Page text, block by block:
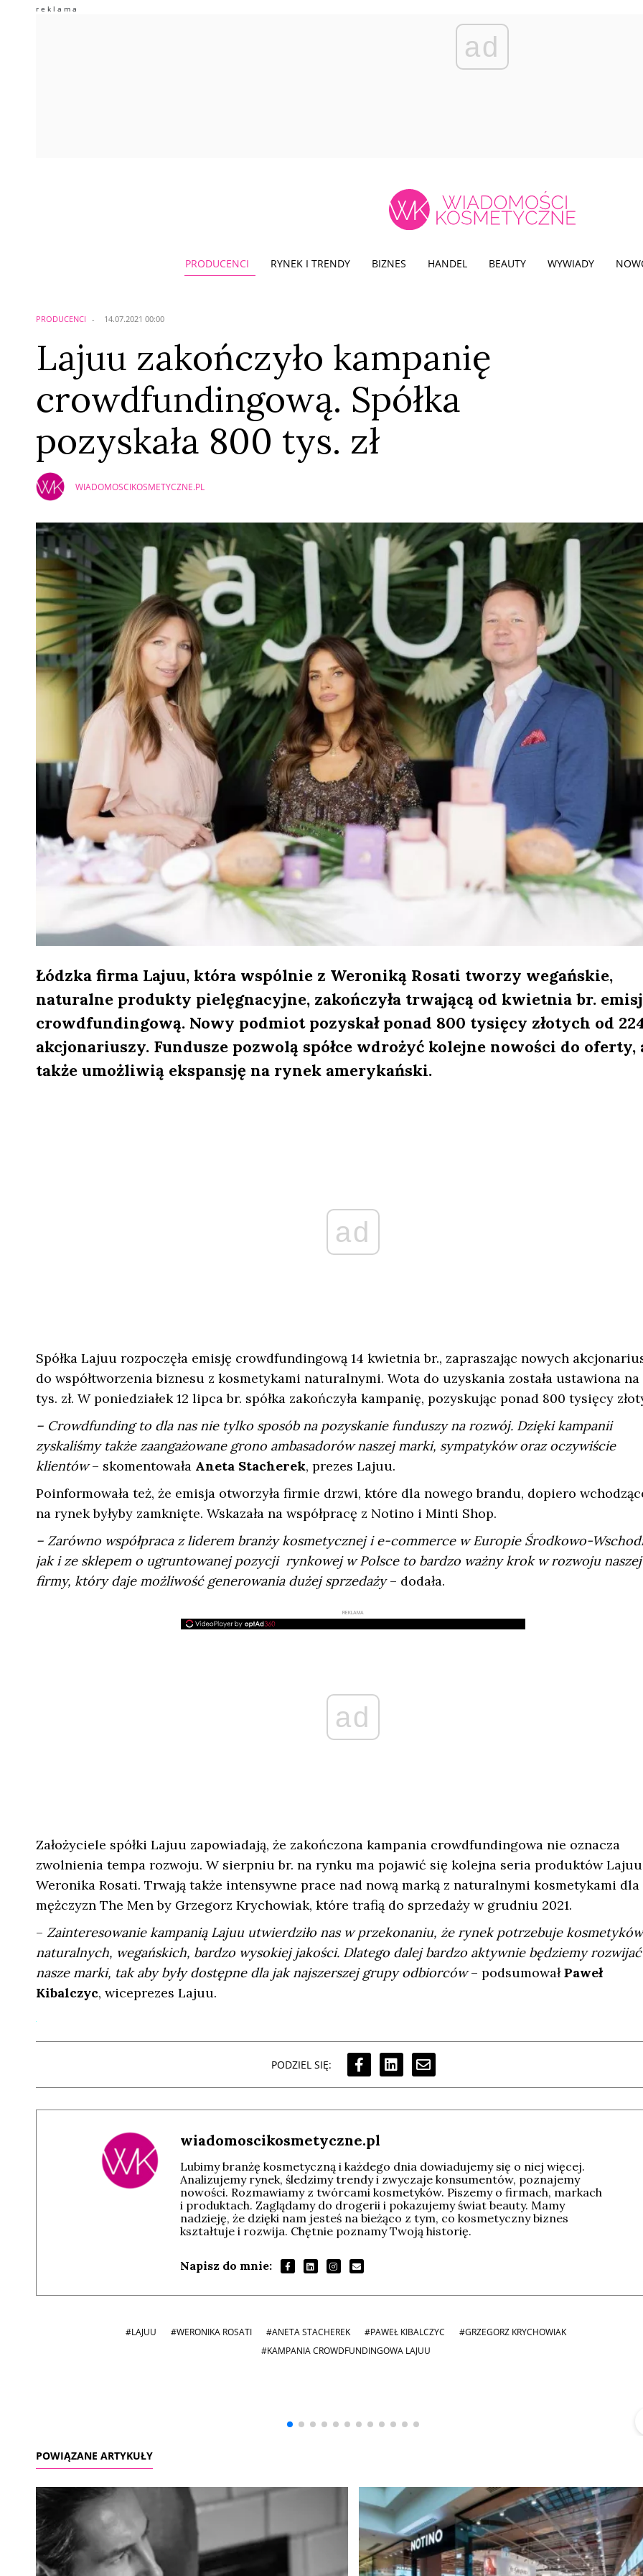
ad
PRODUCENCI RYNEK I TRENDY BIZNES HANDEL BEAUTY WYWIADY
PRODUCENCI 14.07.2021 00:00
Lajuu zakończyło kampanię
crowdfundingową. Spółka
pozyskała 800 tys. zł
WIADOMOSCIKOSMETYCZNE.PL
Łódzka firma Lajuu, która wspólnie z Weroniką Rosati tworzy wegańskie,
naturalne produkty pielęgnacyjne, zakończyła trwającą od kwietnia br.
crowdfundingową. Nowy podmiot pozyskał ponad 800 tysięcy złotych od
akcjonariuszy. Fundusze pozwolą spółce wdrożyć kolejne nowości do oferty,
także umożliwią ekspansję na rynek amerykański.
ad
Spółka Lajuu rozpoczęła emisję crowdfundingową 14 kwietnia br., zapraszając nowych
do współtworzenia biznesu z kosmetykami naturalnymi. Wota do uzyskania została ustawiona na
tys. zł. W poniedziałek 12 lipca br. spółka zakończyła kampanię, pozyskując ponad 800 tysięcy
– Crowdfunding to dla nas nie tylko sposób na pozyskanie funduszy na rozwój. Dzięki kampanii
zyskaliśmy także zaangażowane grono ambasadorów naszej marki, sympatyków oraz oczywiście
klientów– skomentowała Aneta Stacherek, prezes Lajuu.
Poinformowała też, że emisja otworzyła firmie drzwi, które dla nowego brandu, dopiero
na rynek byłyby zamknięte. Wskazała na współpracę z Notino i Minti Shop.
– Zarówno współpraca z liderem branży kosmetycznej i e-commerce w Europie Środkowo-
jak i ze sklepem o ugruntowanej pozycji rynkowej w Polsce to bardzo ważny krok w rozwoju naszej
firmy, który daje możliwość generowania dużej sprzedaży– dodała.
REKLAMA
ad
Założyciele spółki Lajuu zapowiadają, że zakończona kampania crowdfundingowa nie oznacza
zwolnienia tempa rozwoju. W sierpniu br. na rynku ma pojawić się kolejna seria produktów
Weronika Rosati. Trwają także intensywne prace nad nową marką z naturalnymi kosmetykami dla
mężczyzn The Men by Grzegorz Krychowiak, które trafią do sprzedaży w grudniu 2021.
– Zainteresowanie kampanią Lajuu utwierdziło nas w przekonaniu, że rynek potrzebuje kosmetyków
naturalnych, wegańskich, bardzo wysokiej jakości. Dlatego dalej bardzo aktywnie będziemy rozwijać
nasze marki, tak aby były dostępne dla jak najszerszej grupy odbiorców– podsumowałPaweł
Kibalczyc, wiceprezes Lajuu.
PODZIEL SIĘ:
wiadomoscikosmetyczne.pl
Lubimy branżę kosmetyczną i każdego dnia dowiadujemy się o niej więcej.
Analizujemy rynek, śledzimy trendy i zwyczaje konsumentów, poznajemy
nowości. Rozmawiamy z twórcami kosmetyków. Piszemy o firmach, markach
i produktach. Zaglądamy do drogerii i pokazujemy świat beauty. Mamy
nadzieję, że dzięki nam jesteś na bieżąco z tym, co kosmetyczny biznes
kształtuje i rozwija. Chętnie poznamy Twoją historię.
Napisz do mnie:
#LAJUU #WERONIKA ROSATI #ANETA STACHEREK #PAWEŁ KIBALCZYC
#GRZEGORZ KRYCHOWIAK
#KAMPANIA CROWDFUNDINGOWA LAJUU
POWIĄZANE ARTYKUŁY